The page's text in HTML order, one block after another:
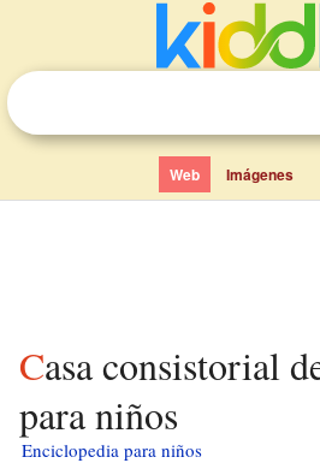
Web Imágenes
Casa consistorial de Ayamonte
para niños
Enciclopedia para niños